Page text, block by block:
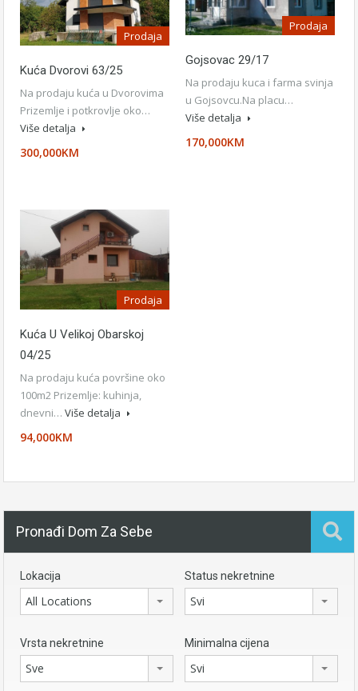
Prodaja
Kuća Dvorovi 63/25
Na prodaju kuća u Dvorovima
Prizemlje i potkrovlje oko…
Više detalja
300,000KM
Prodaja
Gojsovac 29/17
Na prodaju kuca i farma svinja
u Gojsovcu.Na placu…
Više detalja
170,000KM
Prodaja
Kuća U Velikoj Obarskoj
04/25
Na prodaju kuća površine oko
100m2 Prizemlje: kuhinja,
dnevni… Više detalja
94,000KM
Pronađi Dom Za Sebe
Lokacija
All Locations
Status nekretnine
Svi
Vrsta nekretnine
Sve
Minimalna cijena
Svi